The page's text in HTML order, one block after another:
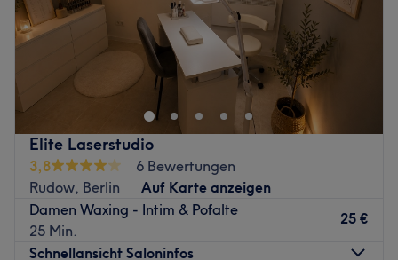
Elite Laserstudio
3,8
6 Bewertungen
Rudow, Berlin
Auf Karte anzeigen
Damen Waxing - Intim & Pofalte
25 Min.
25 €
Schnellansicht Saloninfos